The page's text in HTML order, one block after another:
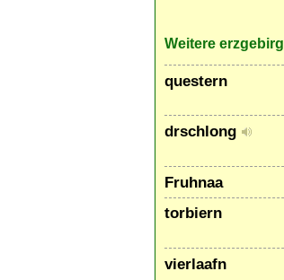
Weitere
questern
drschlong
Fruhnaa
torbiern
vierlaafn